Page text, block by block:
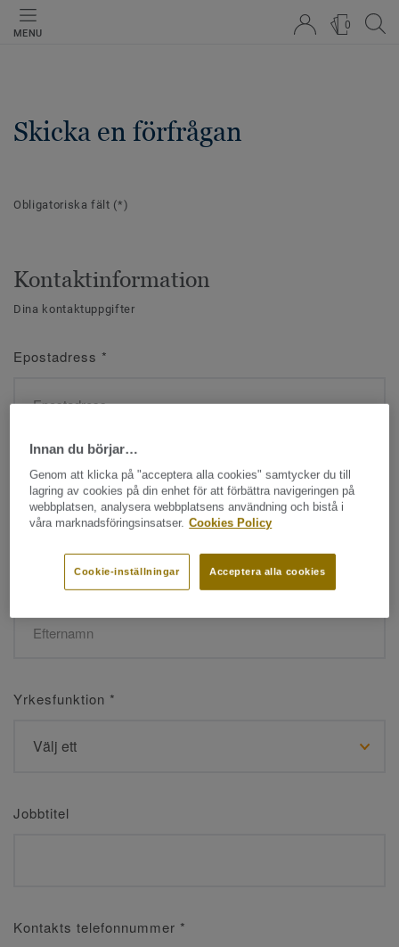
MENU
0
Skicka en förfrågan
Obligatoriska fält (*)
Kontaktinformation
Dina kontaktuppgifter
Epostadress *
Namn*
Efternamn*
Yrkesfunktion *
Jobbtitel
Kontakts telefonnummer *
Innan du börjar…
Genom att klicka på "acceptera alla cookies" samtycker du till
lagring av cookies på din enhet för att förbättra navigeringen på
webbplatsen, analysera webbplatsens användning och bistå i
våra marknadsföringsinsatser. Cookies Policy
Acceptera alla cookies
Cookie-inställningar